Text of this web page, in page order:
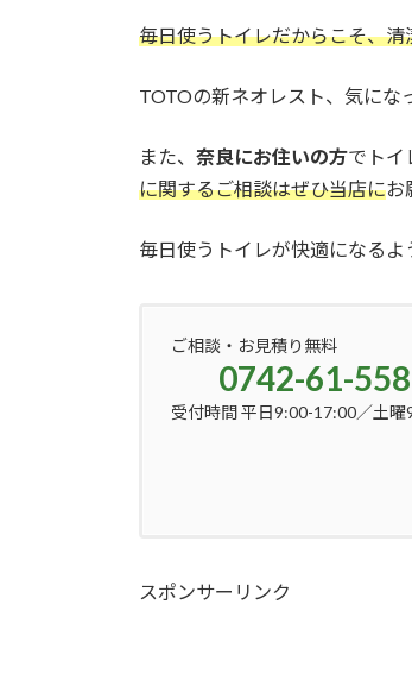
毎日使うトイレだからこそ、
TOTOの新ネオレスト、気にな
また、 奈良にお住いの方でトイ
に関するご相談はぜひ当店にお
毎日使うトイレが快適になるよ
ご相談・お見積り無料
0742-61-
受付時間 平日9:00-17:00／土
スポンサーリンク